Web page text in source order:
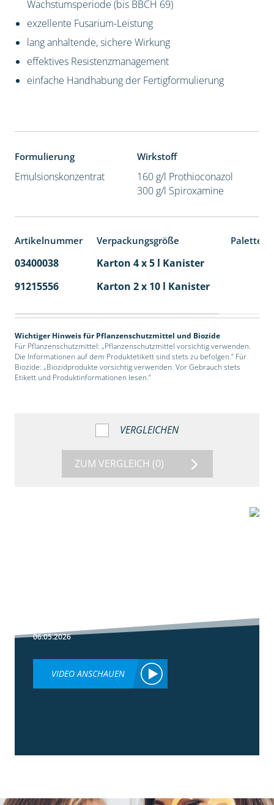
Wachstumsperiode (bis BBCH 69)
exzellente Fusarium-Leistung
lang anhaltende, sichere Wirkung
effektives Resistenzmanagement
einfache Handhabung der Fertigformulierung
Formulierung
Emulsionskonzentrat
Wirkstoff
160 g/l Prothioconazol
300 g/l Spiroxamine
Artikelnummer Verpackungsgröße
03400038 Karton 4 x 5 l Kanister
91215556
Karton 2 x 10 l Kanister
Wichtiger Hinweis für Pflanzenschutzmittel und Biozide
Für Pflanzenschutzmittel: „Pflanzenschutzmittel vorsichtig verwenden.
Die Informationen auf dem Produktetikett sind stets zu befolgen.“ Für
Biozide: „Biozidprodukte vorsichtig verwenden. Vor Gebrauch stets
Etikett und Produktinformationen lesen.“
VERGLEICHEN
ZUM VERGLEICH (0)
06.05.2026
VIDEO ANSCHAUEN